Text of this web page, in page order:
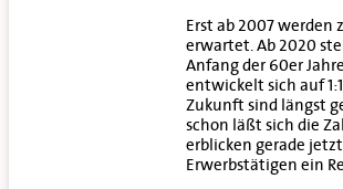
Erst ab 2007 werden
erwartet. Ab 2020
Anfang der 60er
entwickelt sich auf
Zukunft sind längst
schon läßt sich die
erblicken gerade
Erwerbstätigen ein